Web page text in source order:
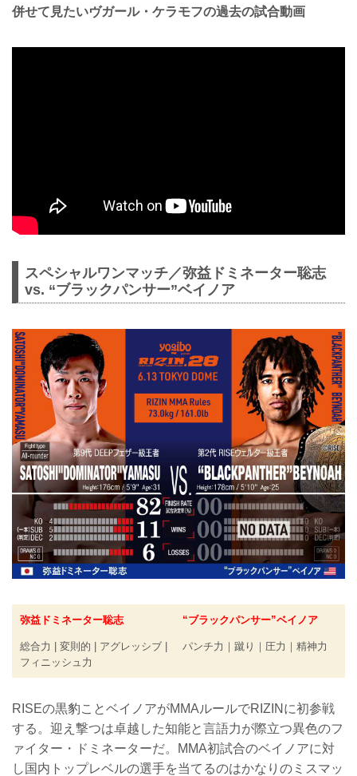
併せて見たいヴガール・ケラモフの過去の試合動画
スペシャルワンマッチ／弥益ドミネーター聡志
vs. “ブラックパンサー”ベイノア
弥益ドミネーター聡志
総合力 | 変則的 | アグレッシブ |
フィニッシュ力
“ブラックパンサー”ベイノア
パンチ力｜蹴り｜圧力｜精神力
RISEの黒豹ことベイノアがMMAルールでRIZINに初参戦
する。迎え撃つは卓越した知能と言語力が際立つ異色のフ
ァイター・ドミネーターだ。MMA初試合のベイノアに対
し国内トップレベルの選手を当てるのはかなりのミスマッ